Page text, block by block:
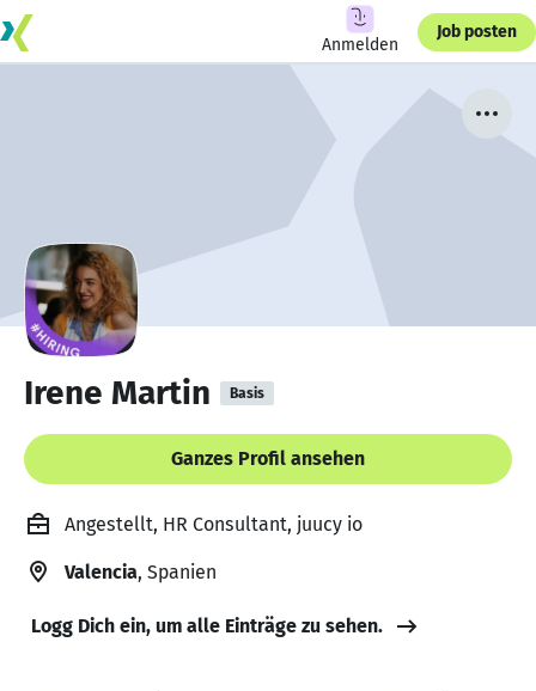
Anmelden
Job posten
Irene Martin Basis
Ganzes Profil ansehen
Angestellt, HR Consultant, juucy io
Valencia, Spanien
Logg Dich ein, um alle Einträge zu sehen.